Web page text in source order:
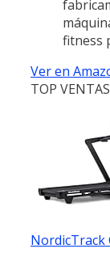
fitness
Ver en
TOP
NordicTrack